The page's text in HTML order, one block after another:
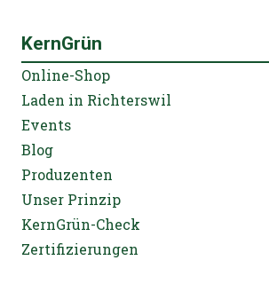
KernGrün
Online-Shop
Laden in Richterswil
Events
Blog
Produzenten
Unser Prinzip
KernGrün-Check
Zertifizierungen